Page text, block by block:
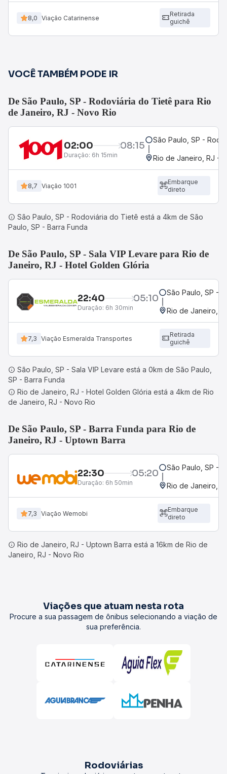
8,0 Viação Catarinense
Retirada
guichê
VOCÊ TAMBÉM PODE IR
De São Paulo, SP - Rodoviária do Tietê para Rio
de Janeiro, RJ - Novo Rio
02:00 08:15
Duração: 6h 15min
São Paulo, SP -
Rio de Janeiro, RJ -
8,7 Viação 1001
Embarque
direto
São Paulo, SP - Rodoviária do Tietê está a 4km de São
Paulo, SP - Barra Funda
De São Paulo, SP - Sala VIP Levare para Rio de
Janeiro, RJ - Hotel Golden Glória
22:40 05:10
Duração: 6h 30min
São Paulo, SP -
Rio de Janeiro,
7,3 Viação Esmeralda Transportes
Retirada
guichê
São Paulo, SP - Sala VIP Levare está a 0km de São Paulo,
SP - Barra Funda
Rio de Janeiro, RJ - Hotel Golden Glória está a 4km de Rio
de Janeiro, RJ - Novo Rio
De São Paulo, SP - Barra Funda para Rio de
Janeiro, RJ - Uptown Barra
22:30 05:20
Duração: 6h 50min
São Paulo, SP -
Rio de Janeiro,
7,3 Viação Wemobi
Embarque
direto
Rio de Janeiro, RJ - Uptown Barra está a 16km de Rio de
Janeiro, RJ - Novo Rio
Viações que atuam nesta rota
Procure a sua passagem de ônibus selecionando a viação de
sua preferência.
Rodoviárias